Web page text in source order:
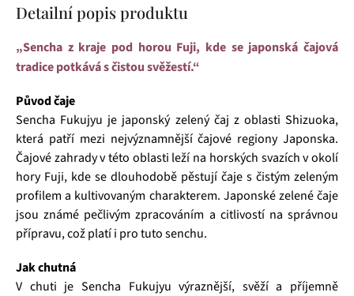
Detailní popis produktu
„Sencha z kraje pod horou Fuji, kde se japonská čajová
tradice potkává s čistou svěžestí.“
Původ čaje
Sencha Fukujyu je japonský zelený čaj z oblasti Shizuoka,
která patří mezi nejvýznamnější čajové regiony Japonska.
Čajové zahrady v této oblasti leží na horských svazích v okolí
hory Fuji, kde se dlouhodobě pěstují čaje s čistým zeleným
profilem a kultivovaným charakterem. Japonské zelené čaje
jsou známé pečlivým zpracováním a citlivostí na správnou
přípravu, což platí i pro tuto senchu.
Jak chutná
V chuti je Sencha Fukujyu výraznější, svěží a příjemně